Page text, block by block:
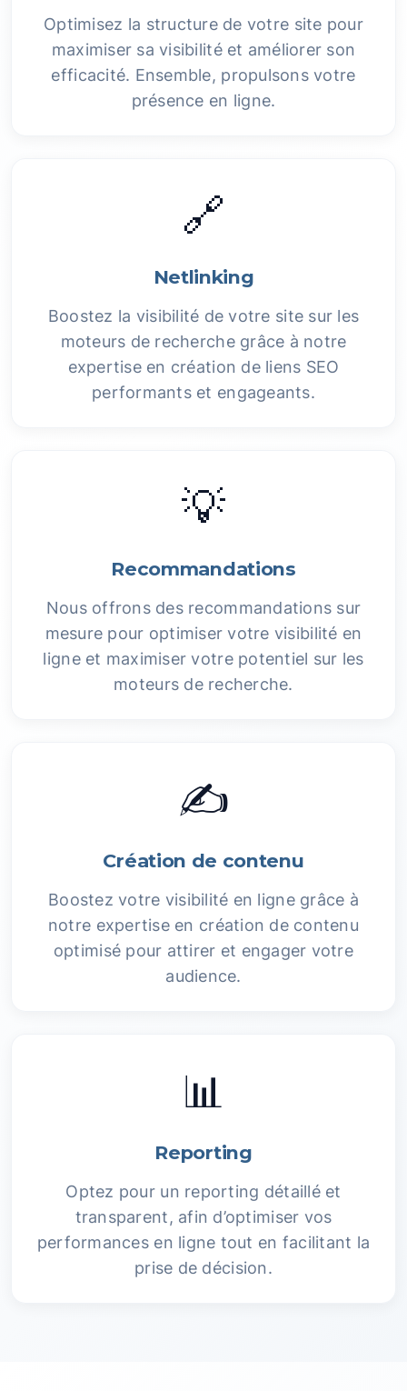
Optimisez la structure de votre site pour
maximiser sa visibilité et améliorer son
efficacité. Ensemble, propulsons votre
présence en ligne.
🔗
Netlinking
Boostez la visibilité de votre site sur les
moteurs de recherche grâce à notre
expertise en création de liens SEO
performants et engageants.
💡
Recommandations
Nous offrons des recommandations sur
mesure pour optimiser votre visibilité en
ligne et maximiser votre potentiel sur les
moteurs de recherche.
✍️
Création de contenu
Boostez votre visibilité en ligne grâce à
notre expertise en création de contenu
optimisé pour attirer et engager votre
audience.
📊
Reporting
Optez pour un reporting détaillé et
transparent, afin d’optimiser vos
performances en ligne tout en facilitant la
prise de décision.